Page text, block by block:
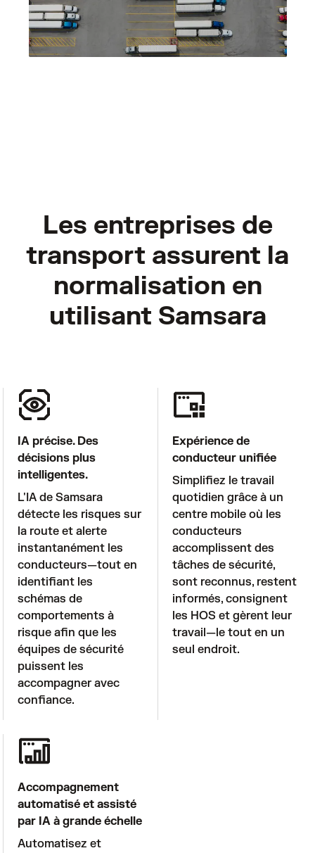
Les entreprises de
transport assurent la
normalisation en
utilisant Samsara
IA précise. Des
décisions plus
intelligentes.
L'IA de Samsara
détecte les risques sur
la route et alerte
instantanément les
conducteurs—tout en
identifiant les
schémas de
comportements à
risque afin que les
équipes de sécurité
puissent les
accompagner avec
confiance.
Expérience de
conducteur unifiée
Simplifiez le travail
quotidien grâce à un
centre mobile où les
conducteurs
accomplissent des
tâches de sécurité,
sont reconnus, restent
informés, consignent
les HOS et gèrent leur
travail—le tout en un
seul endroit.
Accompagnement
automatisé et assisté
par IA à grande échelle
Automatisez et